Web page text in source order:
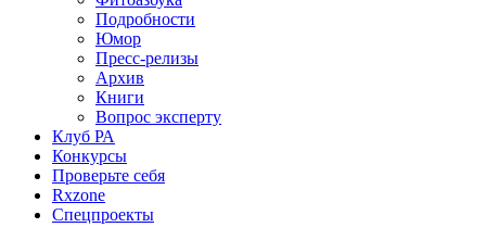
Подробности
Юмор
Пресс-релизы
Архив
Книги
Вопрос эксперту
Клуб РА
Конкурсы
Проверьте себя
Rxzone
Спецпроекты